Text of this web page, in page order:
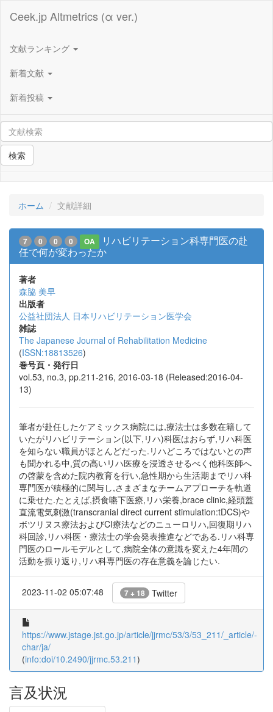
Ceek.jp Altmetrics (α ver.)
文献ランキング
新着文献
新着投稿
検索
ホーム 文献詳細
7 0 0 0 OA
リハビリテーション科専門医の赴
任で何が変わったか
著者
森脇 美早
出版者
公益社団法人 日本リハビリテーション医学会
雑誌
The Japanese Journal of Rehabilitation Medicine
(ISSN:18813526)
巻号頁・発行日
vol.53, no.3, pp.211-216, 2016-03-18 (Released:2016-04-
13)
筆者が赴任したケアミックス病院には,療法士は多数在籍して
いたがリハビリテーション(以下,リハ)科医はおらず,リハ科医
を知らない職員がほとんどだった.リハどころではないとの声
も聞かれる中,質の高いリハ医療を浸透させるべく他科医師へ
の啓蒙を含めた院内教育を行い,急性期から生活期までリハ科
専門医が積極的に関与し,さまざまなチームアプローチを軌道
に乗せた.たとえば,摂食嚥下医療,リハ栄養,brace clinic,経頭蓋
直流電気刺激(transcranial direct current stimulation:tDCS)や
ボツリヌス療法およびCI療法などのニューロリハ,回復期リハ
科回診,リハ科医・療法士の学会発表推進などである.リハ科専
門医のロールモデルとして,病院全体の意識を変えた4年間の
活動を振り返り,リハ科専門医の存在意義を論じたい.
2023-11-02 05:07:48 7 + 18 Twitter
https://www.jstage.jst.go.jp/article/jjrmc/53/3/53_211/_article/-
char/ja/
(info:doi/10.2490/jjrmc.53.211)
言及状況